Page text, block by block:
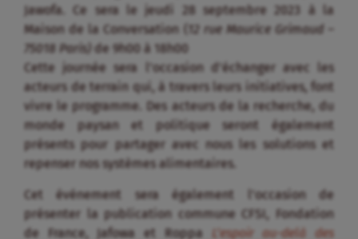
Jawofa. Ce sera le jeudi 28 septembre 2023 à la
Maison de la Conversation (
12 rue Maurice Grimaud –
75018 Paris) de 9h00 à 18h00
Cette journée sera l’occasion d’échanger avec les
acteurs de terrain qui, à travers leurs initiatives, font
vivre le programme. Des acteurs de la recherche, du
monde paysan et politique seront également
présents pour partager avec nous les solutions et
repenser nos systèmes alimentaires.
Cet événement sera également l’occasion de
présenter la publication commune CFSI, Fondation
de France, Jafowa et Roppa
L’espoir au-delà des